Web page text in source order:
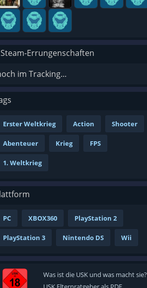
Errungenschaften
im Tracking...
Erster Weltkrieg Action Shooter
Abenteuer Krieg FPS
1. Weltkrieg
PC XBOX360 PlayStation 2
PlayStation 3 Nintendo DS Wii
Was ist die USK und was macht sie?